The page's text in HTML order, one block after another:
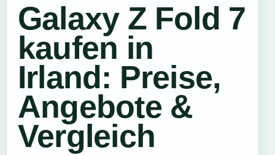
Galaxy Z Fold 7
kaufen in
Irland: Preise,
Angebote &
Vergleich